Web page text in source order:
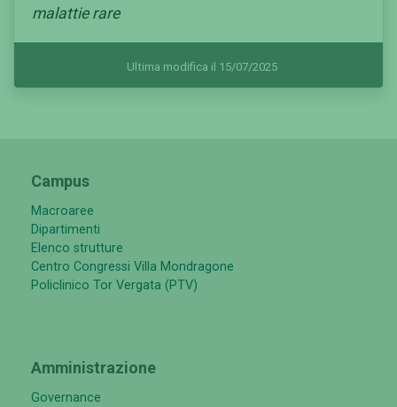
malattie rare
Ultima modifica il 15/07/2025
Campus
Macroaree
Dipartimenti
Elenco strutture
Centro Congressi Villa Mondragone
Policlinico Tor Vergata (PTV)
Amministrazione
Governance